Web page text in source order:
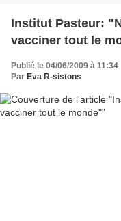
Institut Pasteur:
vacciner tout le
Publié le 04/06/2009 à 11:34
Par Eva R-sistons